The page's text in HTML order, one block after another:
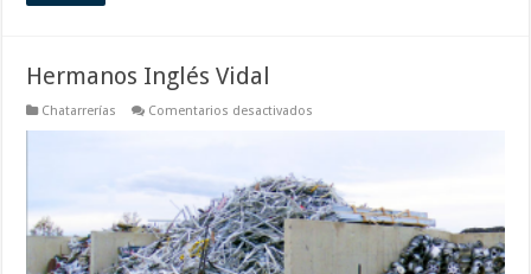
Hermanos Inglés Vidal
Chatarrerías Comentarios desactivados